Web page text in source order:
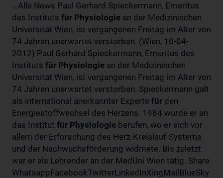
...Alle News Paul Gerhard Spieckermann, Emeritus
des Instituts für Physiologie an der Medizinischen
Universität Wien, ist vergangenen Freitag im Alter von
74 Jahren unerwartet verstorben. (Wien, 18-04-
2012) Paul Gerhard Spieckermann, Emeritus des
Instituts für Physiologie an der Medizinischen
Universität Wien, ist vergangenen Freitag im Alter von
74 Jahren unerwartet verstorben. Spieckermann galt
als international anerkannter Experte für den
Energiestoffwechsel des Herzens. 1984 wurde er an
das Institut für Physiologie berufen, wo er sich vor
allem der Erforschung des Herz-Kreislauf-Systems
und der Nachwuchsförderung widmete. Bis zuletzt
war er als Lehrender an der MedUni Wien tätig. Share
WhatsappFacebookTwitterLinkedInXingMailBlueSky